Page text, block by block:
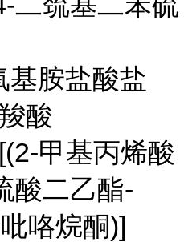
基胺盐酸盐
酸
甲基丙烯酸
酸二乙酯-
咯烷酮)]